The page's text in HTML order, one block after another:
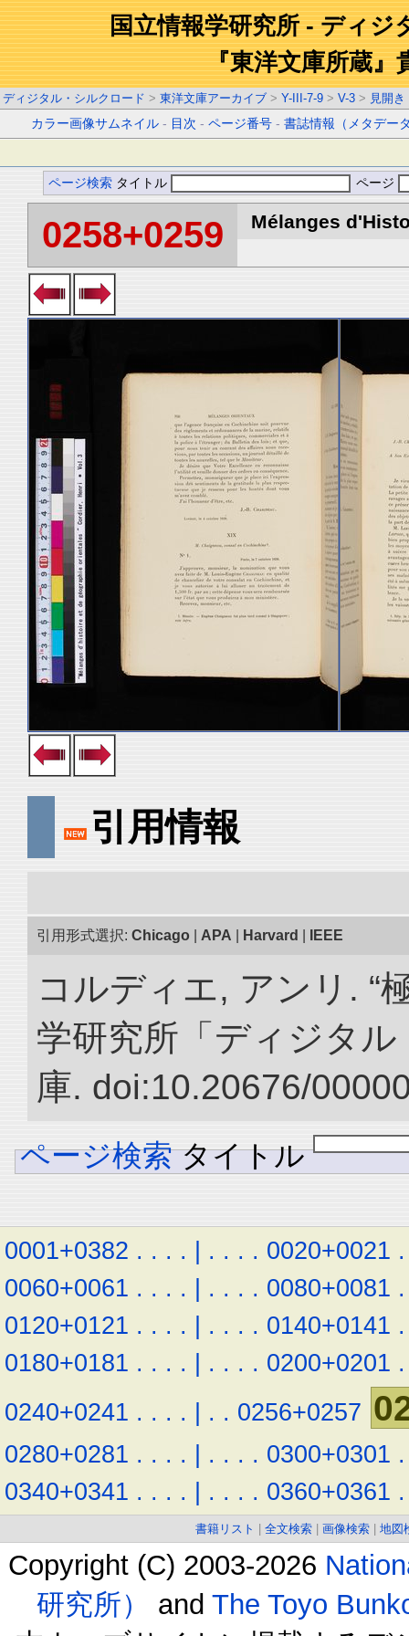
国立情報学研究所 - ディジ
『東洋文庫所蔵』
ディジタル・シルクロード > 東洋文庫アーカイブ > Y-III-7-9 > V-3 > 見開き
カラー画像サムネイル - 目次 -ページ番号 -書誌情報（メタデー
ページ検索 タイトル ページ
0258+0259 Mélanges
引用情報
引用形式選択: Chicago APA Harvard IEEE
コルディエ, アンリ. “
学研究所「ディジタ
庫. doi:10.20676/
ページ検索 タイトル
0001+0382 . . . . | . . . . 0020+0021 .
0060+0061 . . . . | . . . . 0080+0081 .
0120+0121 . . . . | . . . . 0140+0141 .
0180+0181 . . . . | . . . . 0200+0201 .
0240+0241 . . . . | . . 0256+0257
0280+0281 . . . . | . . . . 0300+0301 .
0340+0341 . . . . | . . . . 0360+0361 .
書籍リスト 全文検索 画像検索 地図
Copyright (C) 2003-2026
研究所）
and The Toyo